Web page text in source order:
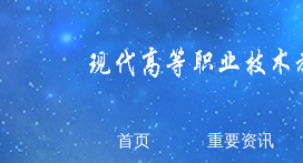
首页 重要资讯